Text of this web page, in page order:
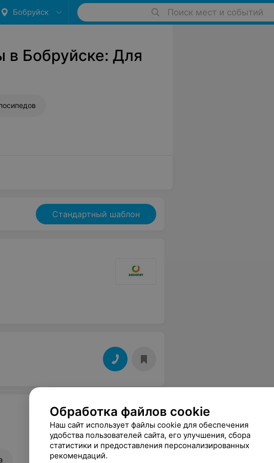
Бобруйск Поиск мест и событий
в Бобруйске: Для
Стандартный шаблон
Обработка файлов cookie
Наш сайт использует файлы cookie для обеспечения
удобства пользователей сайта, его улучшения, сбора
статистики и предоставления персонализированных
рекомендаций.